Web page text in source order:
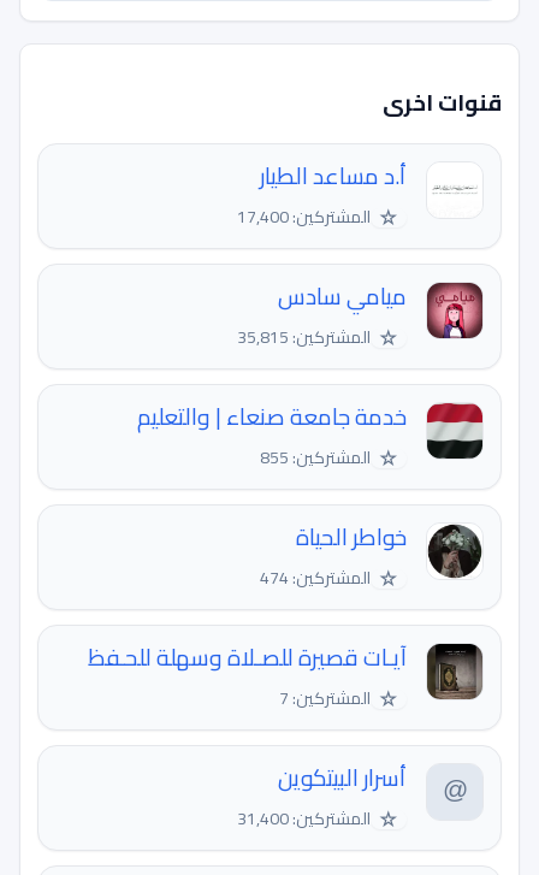
قنوات اخرى
أ.د مساعد الطيار
☆ المشتركين: 17,400
ميامي سادس
☆ المشتركين: 35,815
خدمة جامعة صنعاء | والتعليم
☆ المشتركين: 855
خواطر الحياة
☆ المشتركين: 474
آيـات قصيرة للصـلاة وسهلة للحـفظ
☆ المشتركين: 7
أسرار البيتكوين
☆ المشتركين: 31,400